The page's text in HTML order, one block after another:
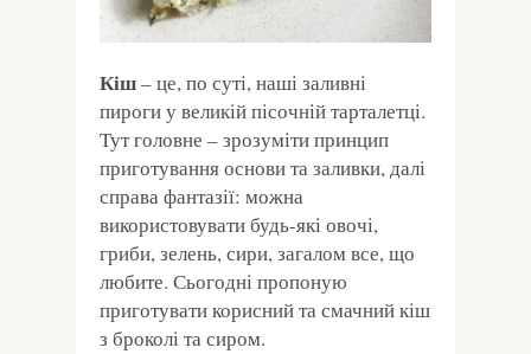
Кіш– це, по суті, наші заливні
пироги у великій пісочній тарталетці.
Тут головне – зрозуміти принцип
приготування основи та заливки, далі
справа фантазії: можна
використовувати будь-які овочі,
гриби, зелень, сири, загалом все, що
любите. Сьогодні пропоную
приготувати корисний та смачний кіш
з броколі та сиром.